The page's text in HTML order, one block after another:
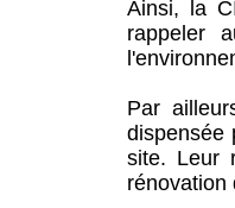
Ainsi, la
rappeler
Par
dispensée
site. Leur
rénovation